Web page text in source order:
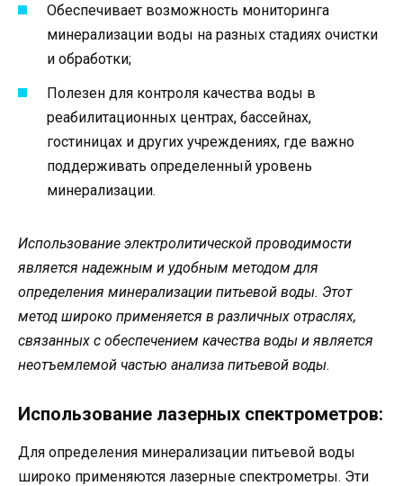
Обеспечивает возможность мониторинга
минерализации воды на разных стадиях очистки
и обработки;
Полезен для контроля качества воды в
реабилитационных центрах, бассейнах,
гостиницах и других учреждениях, где важно
поддерживать определенный уровень
минерализации.
Использование электролитической проводимости
является надежным и удобным методом для
определения минерализации питьевой воды. Этот
метод широко применяется в различных отраслях,
связанных с обеспечением качества воды и является
неотъемлемой частью анализа питьевой воды.
Использование лазерных спектрометров:
Для определения минерализации питьевой воды
широко применяются лазерные спектрометры. Эти